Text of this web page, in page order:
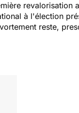
revalorisation
à l'élection
reste,